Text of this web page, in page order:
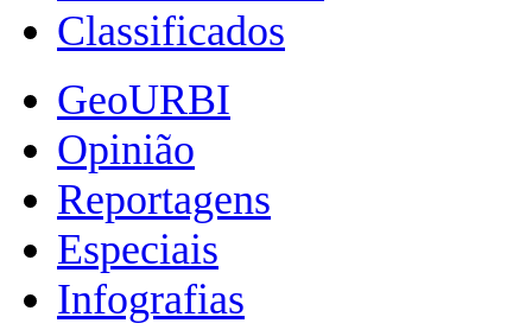
Classificados
GeoURBI
Opinião
Reportagens
Especiais
Infografias